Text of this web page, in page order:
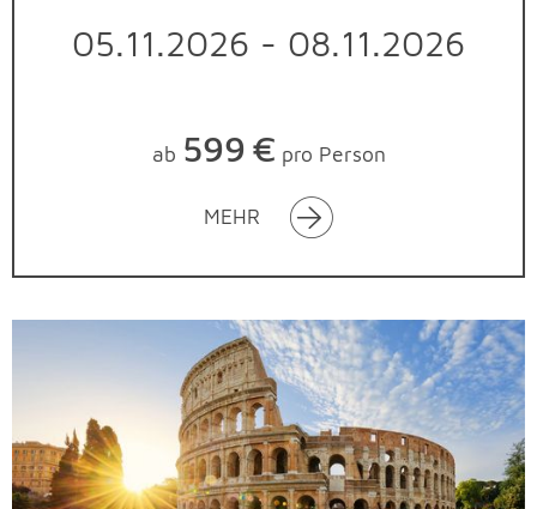
05.11.2026 - 08.11.2026
ab 599 € pro Person
MEHR